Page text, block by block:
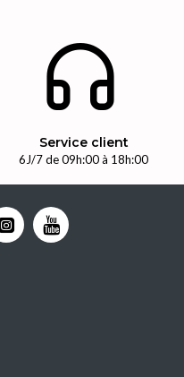
Service client
6J/7 de 09h:00 à 18h:00